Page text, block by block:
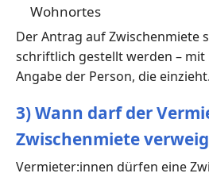
Wohnortes
Der Antrag auf Zwischenmiete
schriftlich gestellt werden –
Angabe der Person, die einzieht.
3) Wann darf der
Zwischenmiete
Vermieter:innen dürfen eine